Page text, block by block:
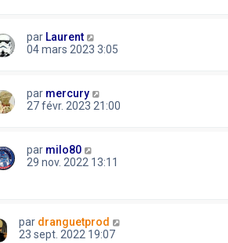
par Laurent
04 mars 2023 3:05
par mercury
27 févr. 2023 21:00
par milo80
29 nov. 2022 13:11
par dranguetprod
23 sept. 2022 19:07